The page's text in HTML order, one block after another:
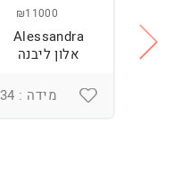
₪11000
Alessandra
אלון ליבנה
מידה : 34